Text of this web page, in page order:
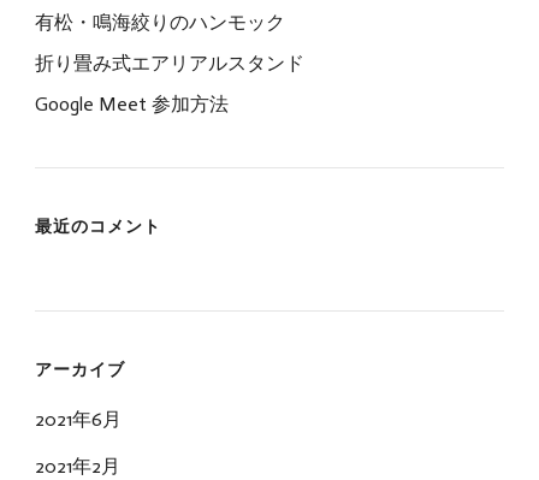
有松・鳴海絞りのハンモック
折り畳み式エアリアルスタンド
Google Meet 参加方法
最近のコメント
アーカイブ
2021年6月
2021年2月